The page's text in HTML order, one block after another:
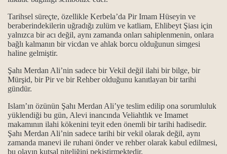
Tarihsel süreçte, özellikle Kerbela’da Pir Imam Hüseyin ve
beraberindekilerin uğradığı zulüm ve katliam, Ehlibeyt Şiası için
yalnızca bir acı değil, aynı zamanda onları sahiplenmenin, onlara
bağlı kalmanın bir vicdan ve ahlak borcu olduğunun simgesi
haline gelmiştir.
Şahı Merdan Ali’nin sadece bir Vekil değil ilahi bir bilge, bir
Mürşid, bir Pir ve bir Rehber olduğunu kanıtlayan bir tarihi
gündür.
Islam’ın özünün Şahı Merdan Ali’ye teslim edilip ona sorumluluk
yüklendiği bu gün, Alevi inancında Veliahtlık ve Imamet
makamının ilahi kökenini teyit eden önemli bir tarihi hadisedir.
Şahı Merdan Ali’nin sadece tarihi bir vekil olarak değil, aynı
zamanda manevi ile ruhani önder ve rehber olarak kabul edilmesi,
bu olayın kutsal niteliğini pekiştirmektedir.